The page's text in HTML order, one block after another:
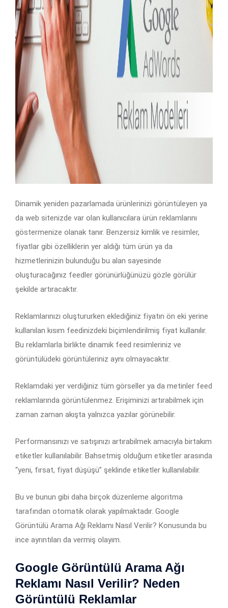
Dinamik yeniden pazarlamada ürünlerinizi görüntüleyen ya
da web sitenizde var olan kullanıcılara ürün reklamlarını
göstermenize olanak tanır. Benzersiz kimlik ve resimler,
fiyatlar gibi özelliklerin yer aldığı tüm ürün ya da
hizmetlerinizin bulunduğu bu alan sayesinde
oluşturacağınız feedler görünürlüğünüzü gözle görülür
şekilde artıracaktır.
Reklamlarınızı oluştururken eklediğiniz fiyatın ön eki yerine
kullanılan kısım feedinizdeki biçimlendirilmiş fiyat kullanılır.
Bu reklamlarla birlikte dinamik feed resimleriniz ve
görüntülüdeki görüntüleriniz aynı olmayacaktır.
Reklamdaki yer verdiğiniz tüm görseller ya da metinler feed
reklamlarında görüntülenmez. Erişiminizi artırabilmek için
zaman zaman akışta yalnızca yazılar görünebilir.
Performansınızı ve satışınızı artırabilmek amacıyla birtakım
etiketler kullanılabilir. Bahsetmiş olduğum etiketler arasında
“yeni, fırsat, fiyat düşüşü” şeklinde etiketler kullanılabilir.
Bu ve bunun gibi daha birçok düzenleme algoritma
tarafından otomatik olarak yapılmaktadır. Google
Görüntülü Arama Ağı Reklamı Nasıl Verilir? Konusunda bu
ince ayrıntıları da vermiş olayım.
Google Görüntülü Arama Ağı
Reklamı Nasıl Verilir? Neden
Görüntülü Reklamlar